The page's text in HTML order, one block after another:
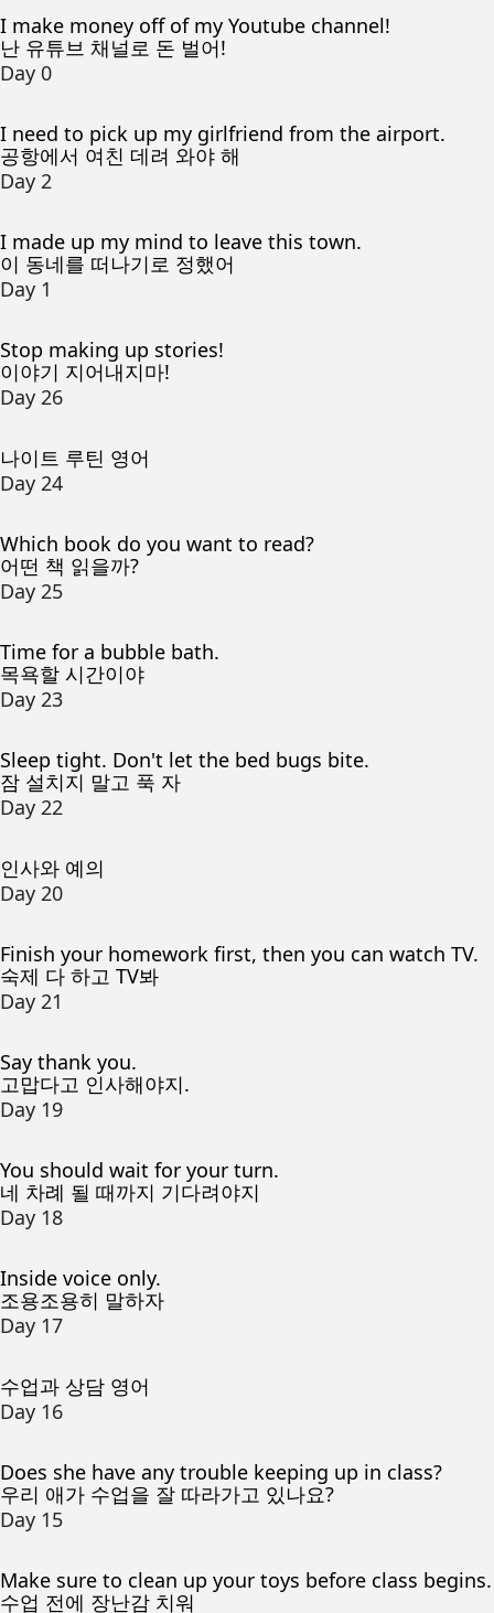
I make money off of my Youtube channel!
난 유튜브 채널로 돈 벌어!
Day 0
I need to pick up my girlfriend from the airport.
공항에서 여친 데려 와야 해
Day 2
I made up my mind to leave this town.
이 동네를 떠나기로 정했어
Day 1
Stop making up stories!
이야기 지어내지마!
Day 26
나이트 루틴 영어
Day 24
Which book do you want to read?
어떤 책 읽을까?
Day 25
Time for a bubble bath.
목욕할 시간이야
Day 23
Sleep tight. Don't let the bed bugs bite.
잠 설치지 말고 푹 자
Day 22
인사와 예의
Day 20
Finish your homework first, then you can watch TV.
숙제 다 하고 TV봐
Day 21
Say thank you.
고맙다고 인사해야지.
Day 19
You should wait for your turn.
네 차례 될 때까지 기다려야지
Day 18
Inside voice only.
조용조용히 말하자
Day 17
수업과 상담 영어
Day 16
Does she have any trouble keeping up in class?
우리 애가 수업을 잘 따라가고 있나요?
Day 15
Make sure to clean up your toys before class begins.
수업 전에 장난감 치워